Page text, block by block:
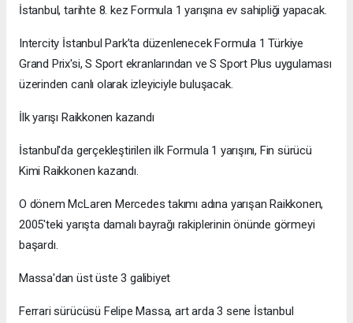
İstanbul, tarihte 8. kez Formula 1 yarışına ev sahipliği yapacak.
Intercity İstanbul Park’ta düzenlenecek Formula 1 Türkiye
Grand Prix'si, S Sport ekranlarından ve S Sport Plus uygulaması
üzerinden canlı olarak izleyiciyle buluşacak.
İlk yarışı Raikkonen kazandı
İstanbul'da gerçekleştirilen ilk Formula 1 yarışını, Fin sürücü
Kimi Raikkonen kazandı.
O dönem McLaren Mercedes takımı adına yarışan Raikkonen,
2005'teki yarışta damalı bayrağı rakiplerinin önünde görmeyi
başardı.
Massa'dan üst üste 3 galibiyet
Ferrari sürücüsü Felipe Massa, art arda 3 sene İstanbul